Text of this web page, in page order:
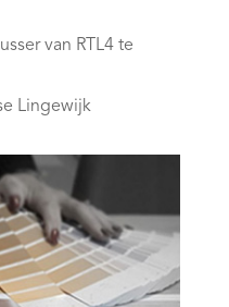
van RTL4 te
Lingewijk